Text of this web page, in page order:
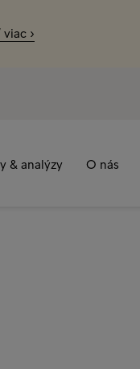
›
& analýzy O nás